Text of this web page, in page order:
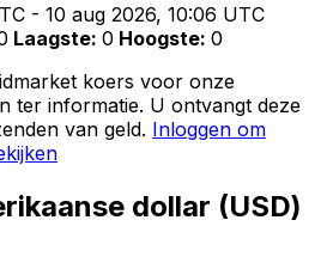
- 10 aug 2026, 10:06 UTC
Laagste: 0 Hoogste: 0
koers voor onze
ter informatie. U ontvangt deze
van geld. Inloggen om
dollar (USD)